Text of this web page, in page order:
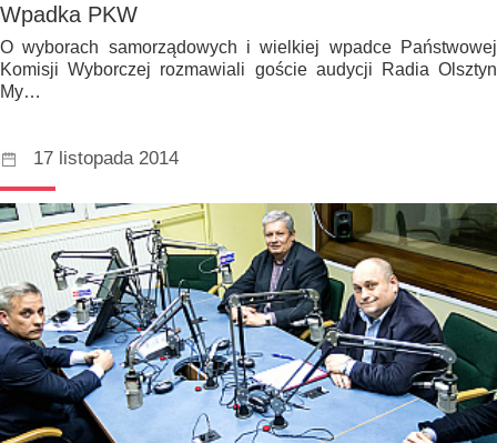
Wpadka PKW
O wyborach samorządowych i wielkiej wpadce Państwowej
Komisji Wyborczej rozmawiali goście audycji Radia Olsztyn
My…
17 listopada 2014